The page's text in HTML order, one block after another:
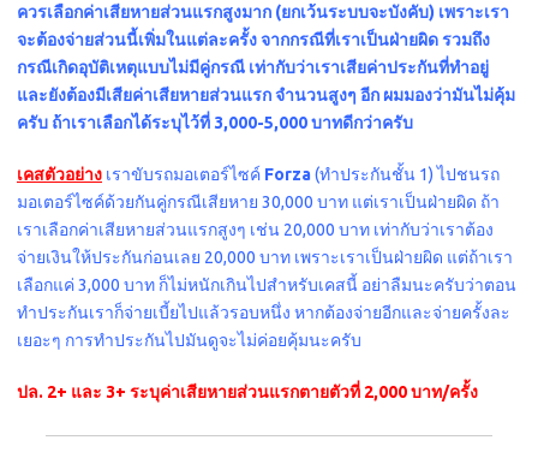
ควรเลือกค่าเสียหายส่วนแรกสูงมาก (ยกเว้นระบบจะบังคับ) เพราะเรา
จะต้องจ่ายส่วนนี้เพิ่มในแต่ละครั้ง จากกรณีที่เราเป็นฝ่ายผิด รวมถึง
กรณีเกิดอุบัติเหตุแบบไม่มีคู่กรณี เท่ากับว่าเราเสียค่าประกันที่ทำอยู่
และยังต้องมีเสียค่าเสียหายส่วนแรก จำนวนสูงๆ อีก ผมมองว่ามันไม่คุ้ม
ครับ ถ้าเราเลือกได้ระบุไว้ที่ 3,000-5,000 บาทดีกว่าครับ
เคสตัวอย่าง เราขับรถมอเตอร์ไซค์ Forza(ทำประกันชั้น 1) ไปชนรถ
มอเตอร์ไซค์ด้วยกันคู่กรณีเสียหาย 30,000 บาท แต่เราเป็นฝ่ายผิด ถ้า
เราเลือกค่าเสียหายส่วนแรกสูงๆ เช่น 20,000 บาท เท่ากับว่าเราต้อง
จ่ายเงินให้ประกันก่อนเลย 20,000 บาท เพราะเราเป็นฝ่ายผิด แต่ถ้าเรา
เลือกแค่ 3,000 บาท ก็ไม่หนักเกินไปสำหรับเคสนี้ อย่าลืมนะครับว่าตอน
ทำประกันเราก็จ่ายเบี้ยไปแล้วรอบหนึ่ง หากต้องจ่ายอีกและจ่ายครั้งละ
เยอะๆ การทำประกันไปมันดูจะไม่ค่อยคุ้มนะครับ
ปล. 2+ และ 3+ ระบุค่าเสียหายส่วนแรกตายตัวที่ 2,000 บาท/ครั้ง